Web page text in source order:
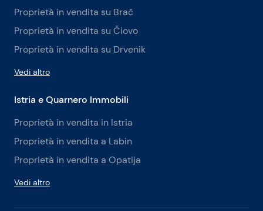
Proprietà in vendita su Brač
Proprietà in vendita su Čiovo
Proprietà in vendita su Drvenik
Vedi altro
Istria e Quarnero Immobili
Proprietà in vendita in Istria
Proprietà in vendita a Labin
Proprietà in vendita a Opatija
Vedi altro